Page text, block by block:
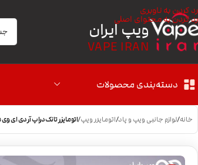
رد کردن به ناوبری
رد کردن به محتوای اصلی
ویپ ایران
VAPE IRAN
دسته‌بندی محصولات
خانه/لوازم جانبی ویپ و پاد/اتومایزر ویپ/اتومایزر تانک دراپ آر دی ای وی Digiflavor Drop RDA V1.5